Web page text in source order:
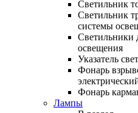
Светильник
Светильник
системы
Светильники
освещения
Указатель
Фонарь
Фонарь
Лампы